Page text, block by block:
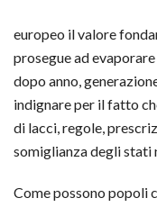
europeo il valore
prosegue ad
dopo anno,
indignare per il fatto
di lacci, regole,
somiglianza degli stati
Come possono popoli